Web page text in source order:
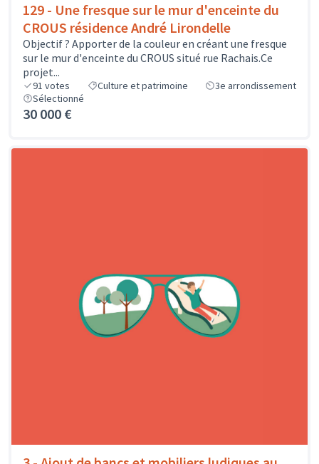
129 - Une fresque sur le mur d'enceinte du
CROUS résidence André Lirondelle
Objectif ? Apporter de la couleur en créant une fresque
sur le mur d'enceinte du CROUS situé rue Rachais.Ce
projet...
91 votes Culture et patrimoine
3e arrondissement
Sélectionné
30 000 €